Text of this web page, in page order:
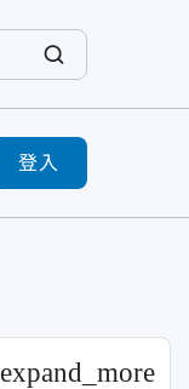
登入
expand_more